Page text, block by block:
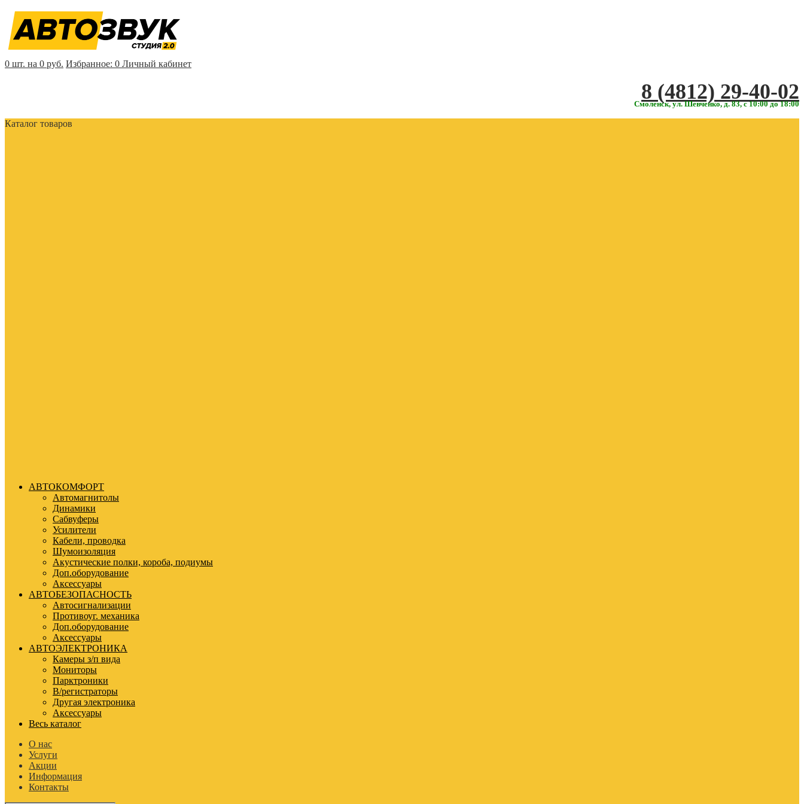
0 шт. на 0 руб. Избранное: 0 Личный кабинет
‎‎8 (4812) 29-40-02
Смоленск, ул. Шевченко, д. 83, с 10:00 до 18:00
Каталог товаров
АВТОКОМФОРТ
Автомагнитолы
Динамики
Сабвуферы
Усилители
Кабели, проводка
Шумоизоляция
Акустические полки, короба, подиумы
Доп.оборудование
Аксессуары
АВТОБЕЗОПАСНОСТЬ
Автосигнализации
Противоуг. механика
Доп.оборудование
Аксессуары
АВТОЭЛЕКТРОНИКА
Камеры з/п вида
Мониторы
Парктроники
В/регистраторы
Другая электроника
Аксессуары
Весь каталог
О нас
Услуги
Акции
Информация
Контакты